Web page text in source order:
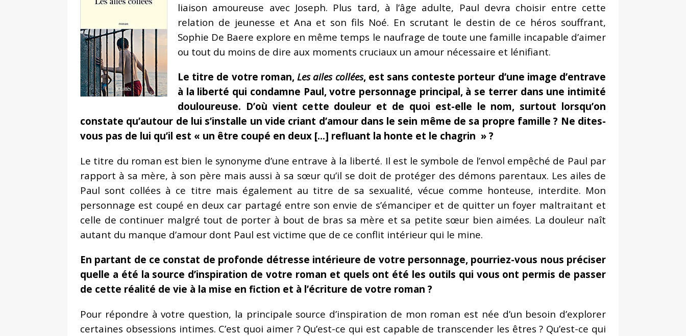
liaison amoureuse avec Joseph. Plus tard, à l’âge adulte, Paul devra choisir entre cette
relation de jeunesse et Ana et son fils Noé. En scrutant le destin de ce héros souffrant,
Sophie De Baere explore en même temps le naufrage de toute une famille incapable d’aimer
ou tout du moins de dire aux moments cruciaux un amour nécessaire et lénifiant.
Le titre de votre roman, Les ailes collées, est sans conteste porteur d’une image d’entrave
à la liberté qui condamne Paul, votre personnage principal, à se terrer dans une intimité
douloureuse. D’où vient cette douleur et de quoi est-elle le nom, surtout lorsqu’on
constate qu’autour de lui s’installe un vide criant d’amour dans le sein même de sa propre famille ? Ne dites-
vous pas de lui qu’il est « un être coupé en deux […] refluant la honte et le chagrin » ?
Le titre du roman est bien le synonyme d’une entrave à la liberté. Il est le symbole de l’envol empêché de Paul par
rapport à sa mère, à son père mais aussi à sa sœur qu’il se doit de protéger des démons parentaux. Les ailes de
Paul sont collées à ce titre mais également au titre de sa sexualité, vécue comme honteuse, interdite. Mon
personnage est coupé en deux car partagé entre son envie de s’émanciper et de quitter un foyer maltraitant et
celle de continuer malgré tout de porter à bout de bras sa mère et sa petite sœur bien aimées. La douleur naît
autant du manque d’amour dont Paul est victime que de ce conflit intérieur qui le mine.
En partant de ce constat de profonde détresse intérieure de votre personnage, pourriez-vous nous préciser
quelle a été la source d’inspiration de votre roman et quels ont été les outils qui vous ont permis de passer
de cette réalité de vie à la mise en fiction et à l’écriture de votre roman ?
Pour répondre à votre question, la principale source d’inspiration de mon roman est née d’un besoin d’explorer
certaines obsessions intimes. C’est quoi aimer ? Qu’est-ce qui est capable de transcender les êtres ? Qu’est-ce qui